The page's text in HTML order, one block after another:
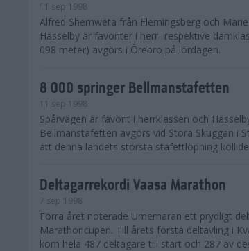
11 sep 1998
Alfred Shemweta från Flemingsberg och
Hässelby är favoriter i herr- respektive
098 meter) avgörs i Örebro på lördagen.
8 000 springer Bellmanstafetten
11 sep 1998
Spårvägen är favorit i herrklassen och
Bellmanstafetten avgörs vid Stora Skuggan i
att denna landets största stafettlöpning
Deltagarrekordi Vaasa Marathon
7 sep 1998
Förra året noterade Umemaran ett prydligt
Marathoncupen. Till årets första deltävling i
kom hela 487 deltagare till start och 287 av